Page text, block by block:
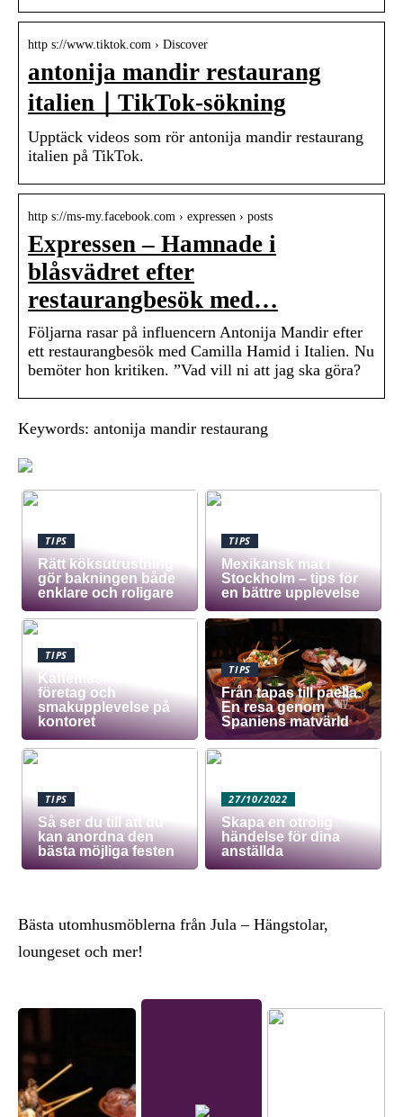
http s://www.tiktok.com › Discover
antonija mandir restaurang
italien｜TikTok-sökning
Upptäck videos som rör antonija mandir restaurang
italien på TikTok.
http s://ms-my.facebook.com › expressen › posts
Expressen – Hamnade i
blåsvädret efter
restaurangbesök med…
Följarna rasar på influencern Antonija Mandir efter
ett restaurangbesök med Camilla Hamid i Italien. Nu
bemöter hon kritiken. ”Vad vill ni att jag ska göra?
Keywords: antonija mandir restaurang
TIPS
Rätt köksutrustning
gör bakningen både
enklare och roligare
TIPS
Mexikansk mat i
Stockholm – tips för
en bättre upplevelse
TIPS
Kaffemaskin för
företag och
smakupplevelse på
kontoret
TIPS
Från tapas till paella:
En resa genom
Spaniens matvärld
TIPS
Så ser du till att du
kan anordna den
bästa möjliga festen
27/10/2022
Skapa en otrolig
händelse för dina
anställda
Bästa utomhusmöblerna från Jula – Hängstolar,
loungeset och mer!